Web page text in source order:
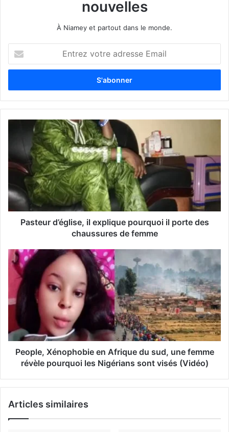
nouvelles
À Niamey et partout dans le monde.
t
e
z
a
r
e
s
m
a
Pasteur d’église, il explique pourquoi il porte des
chaussures de femme
People, Xénophobie en Afrique du sud, une femme
révèle pourquoi les Nigérians sont visés (Vidéo)
Articles similaires